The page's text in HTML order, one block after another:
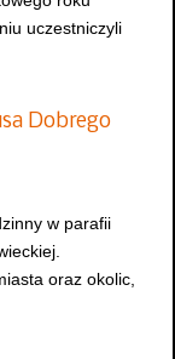
uczestniczyli
Dobrego
w parafii
oraz okolic,